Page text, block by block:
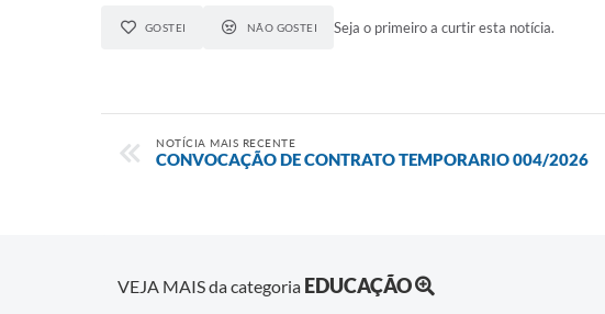
GOSTEI NÃO GOSTEI Seja o primeiro a curtir esta notícia.
NOTÍCIA MAIS RECENTE
CONVOCAÇÃO DE CONTRATO TEMPORARIO 004/2026
VEJA MAIS da categoria EDUCAÇÃO